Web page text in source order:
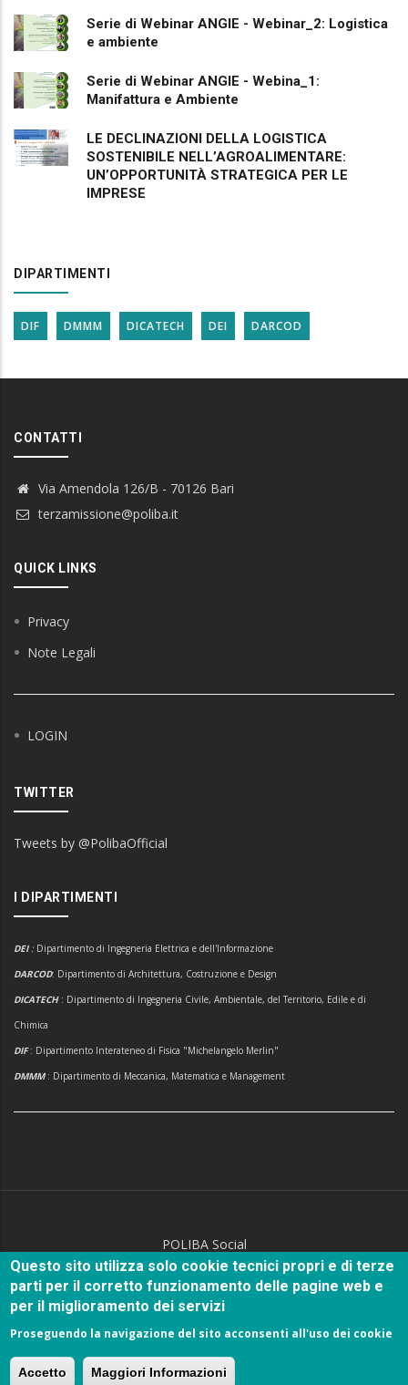
Serie di Webinar ANGIE - Webinar_2: Logistica
e ambiente
Serie di Webinar ANGIE - Webina_1:
Manifattura e Ambiente
LE DECLINAZIONI DELLA LOGISTICA
SOSTENIBILE NELL’AGROALIMENTARE:
UN’OPPORTUNITÀ STRATEGICA PER LE
IMPRESE
DIPARTIMENTI
DIF DMMM DICATECH DEI DARCOD
CONTATTI
Via Amendola 126/B - 70126 Bari
terzamissione@poliba.it
QUICK LINKS
Privacy
Note Legali
LOGIN
TWITTER
Tweets by @PolibaOfficial
I DIPARTIMENTI
DEI : Dipartimento di Ingegneria Elettrica e dell'Informazione
DARCOD: Dipartimento di Architettura, Costruzione e Design
DICATECH : Dipartimento di Ingegneria Civile, Ambientale, del Territorio, Edile e di
Chimica
DIF: Dipartimento Interateneo di Fisica "Michelangelo Merlin"
DMMM: Dipartimento di Meccanica, Matematica e Management
POLIBA Social
© CopyrightPolitecnico di Bari
Questo sito utilizza solo cookie tecnici propri e di terze
parti per il corretto funzionamento delle pagine web e
per il miglioramento dei servizi
Proseguendo la navigazione del sito acconsenti all'uso dei cookie
Accetto Maggiori Informazioni